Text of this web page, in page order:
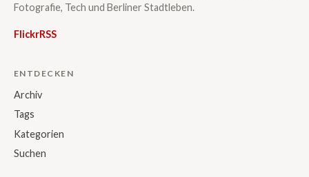
Fotografie, Tech und Berliner Stadtleben.
FlickrRSS
ENTDECKEN
Archiv
Tags
Kategorien
Suchen